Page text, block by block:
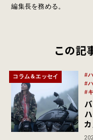
編集長を務める。
この記
コラム＆エッセイ
カ